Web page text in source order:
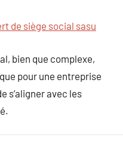
de siège social sasu
bien que complexe,
pour une entreprise
s’aligner avec les